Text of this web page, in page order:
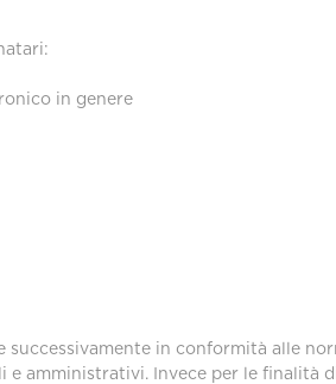
in genere
in conformità alle
amministrativi. Invece per le finalità